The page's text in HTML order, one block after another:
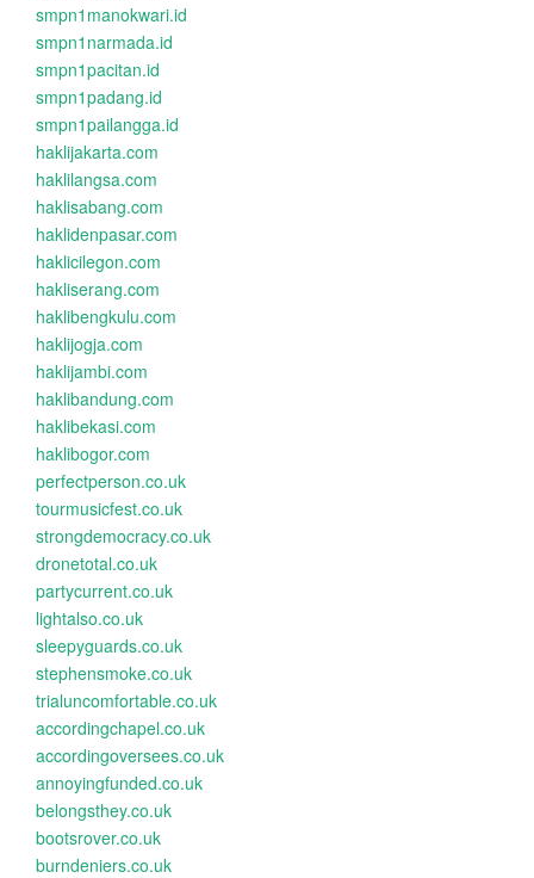
smpn1manokwari.id
smpn1narmada.id
smpn1pacitan.id
smpn1padang.id
smpn1pailangga.id
haklijakarta.com
haklilangsa.com
haklisabang.com
haklidenpasar.com
haklicilegon.com
hakliserang.com
haklibengkulu.com
haklijogja.com
haklijambi.com
haklibandung.com
haklibekasi.com
haklibogor.com
perfectperson.co.uk
tourmusicfest.co.uk
strongdemocracy.co.uk
dronetotal.co.uk
partycurrent.co.uk
lightalso.co.uk
sleepyguards.co.uk
stephensmoke.co.uk
trialuncomfortable.co.uk
accordingchapel.co.uk
accordingoversees.co.uk
annoyingfunded.co.uk
belongsthey.co.uk
bootsrover.co.uk
burndeniers.co.uk